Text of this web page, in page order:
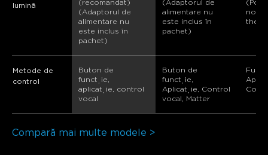
lumină
(recomandat)
(Adaptorul de
alimentare nu
este inclus în
pachet)
(Adaptorul de
alimentare nu
este inclus în
pachet)
not
the
Metode de
control
Buton de
funcție,
aplicație, control
vocal
Buton de
funcție,
Aplicație, Control
vocal, Matter
App,
Compară mai multe modele >